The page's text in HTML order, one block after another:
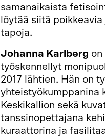
samanaikaista
löytää siitä
tapoja.
Johanna Karlberg
työskennellyt
2017 lähtien. Hän on
yhteistyökumppanina
Keskikallion sekä
tanssinopettajana
kuraattorina ja